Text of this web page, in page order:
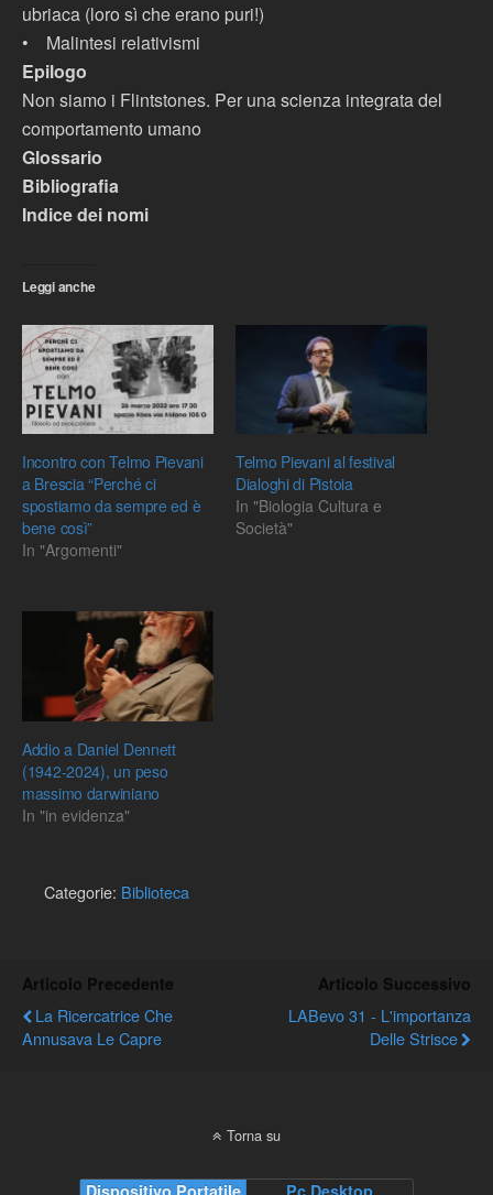
ubriaca (loro sì che erano puri!)
•
Malintesi relativismi
Epilogo
Non siamo i Flintstones. Per una scienza integrata del
comportamento umano
Glossario
Bibliografia
Indice dei nomi
Leggi anche
Incontro con Telmo Pievani
a Brescia “Perché ci
spostiamo da sempre ed è
bene così”
In "Argomenti"
Telmo Pievani al festival
Dialoghi di Pistoia
In "Biologia Cultura e
Società"
Addio a Daniel Dennett
(1942-2024), un peso
massimo darwiniano
In "in evidenza"
Categorie: Biblioteca
Articolo Precedente
La Ricercatrice Che
Annusava Le Capre
Articolo Successivo
LABevo 31 - L'importanza
Delle Strisce
Torna su
Dispositivo Portatile Pc Desktop